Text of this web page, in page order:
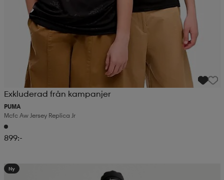
Exkluderad från kampanjer
PUMA
Mcfc Aw Jersey Replica Jr
899:-
Ny